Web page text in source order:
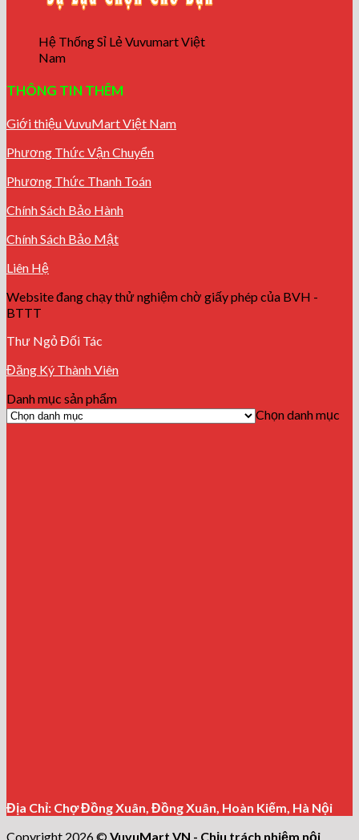
Hệ Thống Sỉ Lẻ Vuvumart Việt
Nam
THÔNG TIN THÊM
Giới thiệu VuvuMart Việt Nam
Phương Thức Vận Chuyển
Phương Thức Thanh Toán
Chính Sách Bảo Hành
Chính Sách Bảo Mật
Liên Hệ
Website đang chạy thử nghiệm chờ giấy phép của BVH -
BTTT
Thư Ngỏ Đối Tác
Đăng Ký Thành Viên
Danh mục sản phẩm
Chọn danh mục
Địa Chỉ: Chợ Đồng Xuân, Đồng Xuân, Hoàn Kiếm, Hà Nội
Copyright 2026 © VuvuMart VN - Chịu trách nhiệm nội